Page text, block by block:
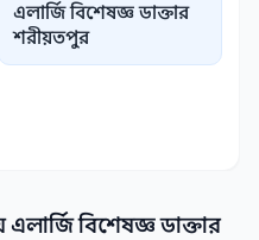
এলার্জি বিশেষজ্ঞ ডাক্তার
শরীয়তপুর
বিশেষজ্ঞ ডাক্তার